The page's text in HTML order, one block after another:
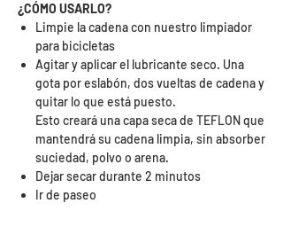
¿CÓMO USARLO?
Limpie la cadena con nuestro limpiador
para bicicletas
Agitar y aplicar el lubricante seco. Una
gota por eslabón, dos vueltas de cadena y
quitar lo que está puesto.
Esto creará una capa seca de TEFLON que
mantendrá su cadena limpia, sin absorber
suciedad, polvo o arena.
Dejar secar durante 2 minutos
Ir de paseo